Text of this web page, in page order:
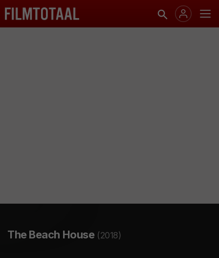
The Beach House (2018)